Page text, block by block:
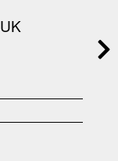
UK